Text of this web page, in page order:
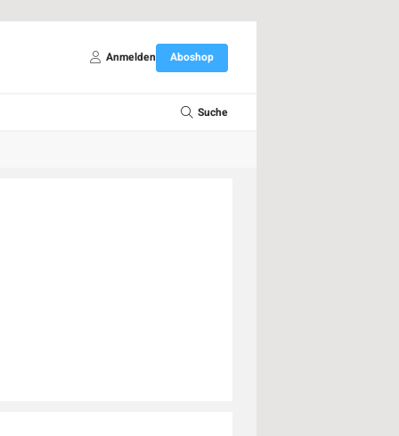
Anmelden Aboshop
Suche